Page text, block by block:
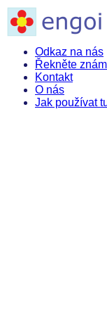
Odkaz na nás
Řekněte
Kontakt
O nás
Jak používat